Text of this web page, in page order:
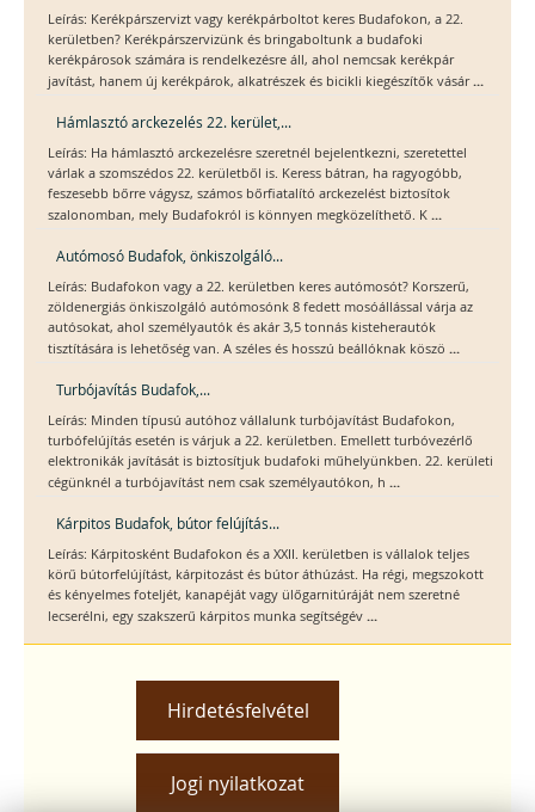
Leírás: Kerékpárszervizt vagy kerékpárboltot keres Budafokon, a 22.
kerületben? Kerékpárszervizünk és bringaboltunk a budafoki
kerékpárosok számára is rendelkezésre áll, ahol nemcsak kerékpár
javítást, hanem új kerékpárok, alkatrészek és bicikli kiegészítők vásár ...
Hámlasztó arckezelés 22. kerület,...
Leírás: Ha hámlasztó arckezelésre szeretnél bejelentkezni, szeretettel
várlak a szomszédos 22. kerületből is. Keress bátran, ha ragyogóbb,
feszesebb bőrre vágysz, számos bőrfiatalító arckezelést biztosítok
szalonomban, mely Budafokról is könnyen megközelíthető. K ...
Autómosó Budafok, önkiszolgáló...
Leírás: Budafokon vagy a 22. kerületben keres autómosót? Korszerű,
zöldenergiás önkiszolgáló autómosónk 8 fedett mosóállással várja az
autósokat, ahol személyautók és akár 3,5 tonnás kisteherautók
tisztítására is lehetőség van. A széles és hosszú beállóknak köszö ...
Turbójavítás Budafok,...
Leírás: Minden típusú autóhoz vállalunk turbójavítást Budafokon,
turbófelújítás esetén is várjuk a 22. kerületben. Emellett turbóvezérlő
elektronikák javítását is biztosítjuk budafoki műhelyünkben. 22. kerületi
cégünknél a turbójavítást nem csak személyautókon, h ...
Kárpitos Budafok, bútor felújítás...
Leírás: Kárpitosként Budafokon és a XXII. kerületben is vállalok teljes
körű bútorfelújítást, kárpitozást és bútor áthúzást. Ha régi, megszokott
és kényelmes foteljét, kanapéját vagy ülőgarnitúráját nem szeretné
lecserélni, egy szakszerű kárpitos munka segítségév ...
Hirdetésfelvétel
Jogi nyilatkozat